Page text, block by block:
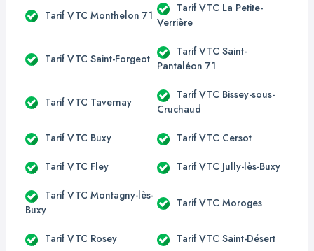
Tarif VTC Monthelon 71
Tarif VTC La Petite-
Verrière
Tarif VTC Saint-Forgeot
Tarif VTC Saint-
Pantaléon 71
Tarif VTC Tavernay
Tarif VTC Bissey-sous-
Cruchaud
Tarif VTC Buxy Tarif VTC Cersot
Tarif VTC Fley Tarif VTC Jully-lès-Buxy
Tarif VTC Montagny-lès-
Buxy
Tarif VTC Moroges
Tarif VTC Rosey Tarif VTC Saint-Désert